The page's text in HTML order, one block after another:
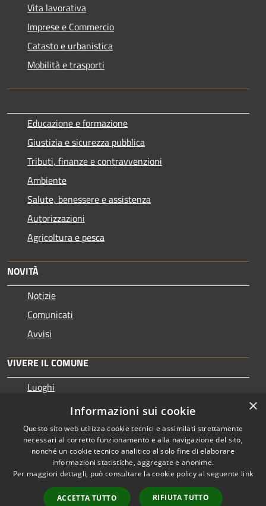
Vita lavorativa
Imprese e Commercio
Catasto e urbanistica
Mobilità e trasporti
Educazione e formazione
Giustizia e sicurezza pubblica
Tributi, finanze e contravvenzioni
Ambiente
Salute, benessere e assistenza
Autorizzazioni
Agricoltura e pesca
NOVITÀ
Notizie
Comunicati
Avvisi
VIVERE IL COMUNE
Luoghi
Accessibilità
Copyright © 2026 • Comune di
Pezzaze • Powered by
Municipium•
Accesso
×
Informazioni sui cookie
Questo sito web utilizza cookie tecnici e assimilati strettamente
necessari al corretto funzionamento e alla navigazione del sito,
nonché un cookie tecnico analitico al solo fine di elaborare
informazioni statistiche, aggregate e anonime.
Per maggiori dettagli, può consultare la cookie policy al seguente link
ACCETTA TUTTO RIFIUTA TUTTO